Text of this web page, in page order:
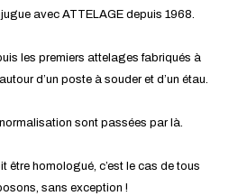
avec ATTELAGE depuis 1968.
les premiers attelages fabriqués à
d’un poste à souder et d’un étau.
sont passées par là.
être homologué, c’est le cas de tous
sans exception !